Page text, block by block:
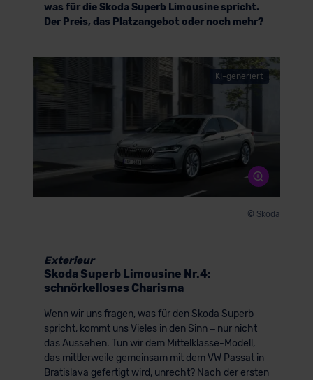
was für die Skoda Superb Limousine spricht.
Der Preis, das Platzangebot oder noch mehr?
KI-generiert
© Skoda
Exterieur
Skoda Superb Limousine Nr.4:
schnörkelloses Charisma
Wenn wir uns fragen, was für den Skoda Superb
spricht, kommt uns Vieles in den Sinn – nur nicht
das Aussehen. Tun wir dem Mittelklasse-Modell,
das mittlerweile gemeinsam mit dem VW Passat in
Bratislava gefertigt wird, unrecht? Nach der ersten